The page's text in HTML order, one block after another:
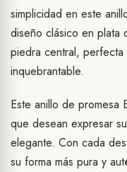
simplicidad en este
diseño clásico en plata
piedra central, perfecta
inquebrantable.
Este anillo de promesa
que desean expresar
elegante. Con cada
su forma más pura y